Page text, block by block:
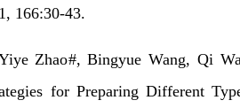
, 166:30-43.
Zhao#, Bingyue Wang, Qi
for Preparing Different